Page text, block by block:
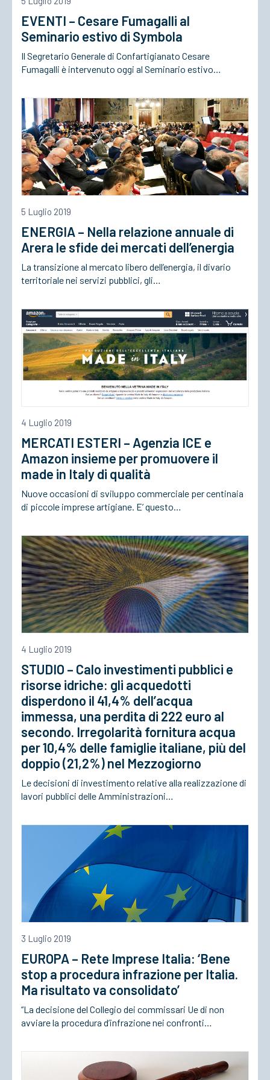
ACCEDI
EVENTI – Cesare Fumagalli al
Seminario estivo di Symbola
Il Segretario Generale di Confartigianato Cesare
Fumagalli è intervenuto oggi al Seminario estivo…
5 Luglio 2019
ENERGIA – Nella relazione annuale di
Arera le sfide dei mercati dell’energia
La transizione al mercato libero dell’energia, il divario
territoriale nei servizi pubblici, gli…
4 Luglio 2019
MERCATI ESTERI – Agenzia ICE e
Amazon insieme per promuovere il
made in Italy di qualità
Nuove occasioni di sviluppo commerciale per centinaia
di piccole imprese artigiane. E’ questo…
4 Luglio 2019
STUDIO – Calo investimenti pubblici e
risorse idriche: gli acquedotti
disperdono il 41,4% dell’acqua
immessa, una perdita di 222 euro al
secondo. Irregolarità fornitura acqua
per 10,4% delle famiglie italiane, più del
doppio (21,2%) nel Mezzogiorno
Le decisioni di investimento relative alla realizzazione di
lavori pubblici delle Amministrazioni…
3 Luglio 2019
EUROPA – Rete Imprese Italia: ‘Bene
stop a procedura infrazione per Italia.
Ma risultato va consolidato’
“La decisione del Collegio dei commissari Ue di non
avviare la procedura d’infrazione nei confronti…